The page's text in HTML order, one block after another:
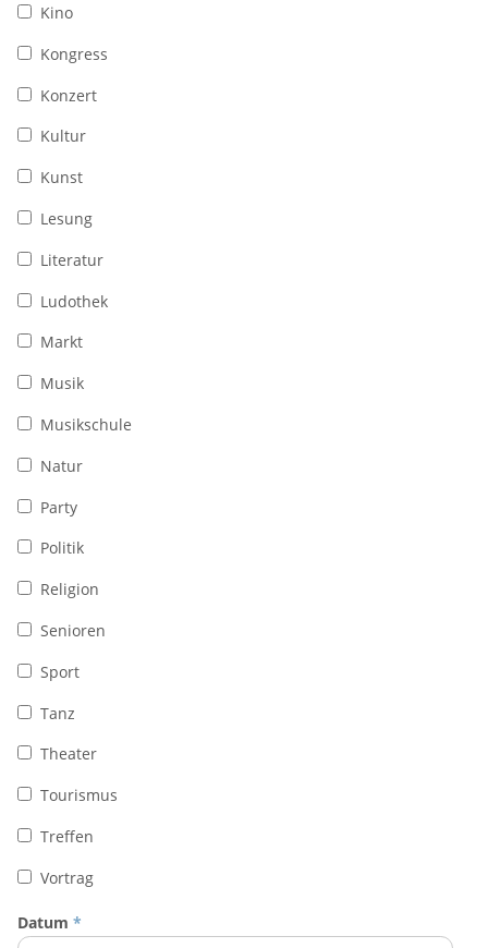
Kino
Kongress
Konzert
Kultur
Kunst
Lesung
Literatur
Ludothek
Markt
Musik
Musikschule
Natur
Party
Politik
Religion
Senioren
Sport
Tanz
Theater
Tourismus
Treffen
Vortrag
Datum *